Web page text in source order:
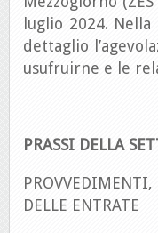
luglio 2024.
dettaglio
usufruirne e le
PRASSI DELLA
DELLE ENTRATE